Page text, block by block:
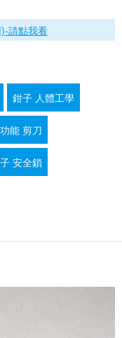
請點我看
鉗子 人體工學
能 剪刀
安全鎖